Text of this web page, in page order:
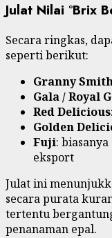
Julat Nilai °Brix
Secara ringkas,
seperti berikut:
Granny
Gala / Royal
Red Delicious
Golden
Fuji:
eksport
Julat ini
secara purata
tertentu
penanaman epal.